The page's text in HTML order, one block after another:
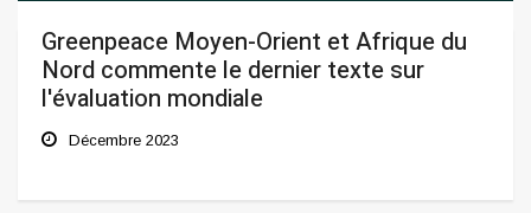
Greenpeace Moyen-Orient et Afrique du
Nord commente le dernier texte sur
l'évaluation mondiale
Décembre 2023